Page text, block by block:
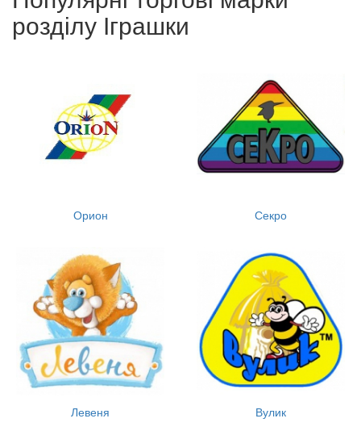
розділу Іграшки
Орион Секро
Левеня Вулик